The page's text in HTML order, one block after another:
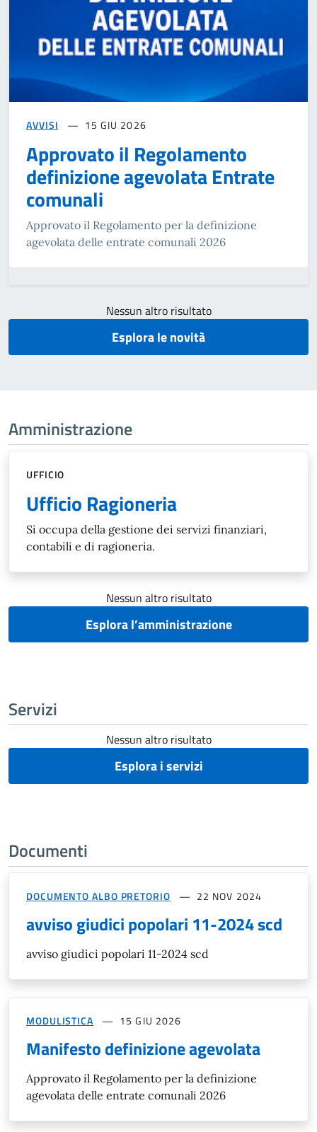
AVVISI 15 GIU 2026
Approvato il Regolamento
definizione agevolata Entrate
comunali
Approvato il Regolamento per la definizione
agevolata delle entrate comunali 2026
Nessun altro risultato
Esplora le novità
Amministrazione
UFFICIO
Ufficio Ragioneria
Si occupa della gestione dei servizi finanziari,
contabili e di ragioneria.
Nessun altro risultato
Esplora l’amministrazione
Servizi
Nessun altro risultato
Esplora i servizi
Documenti
DOCUMENTO ALBO PRETORIO 22 NOV 2024
avviso giudici popolari 11-2024 scd
avviso giudici popolari 11-2024 scd
MODULISTICA 15 GIU 2026
Manifesto definizione agevolata
Approvato il Regolamento per la definizione
agevolata delle entrate comunali 2026